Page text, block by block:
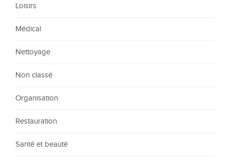
Loisirs
Médical
Nettoyage
Non classé
Organisation
Restauration
Santé et beauté